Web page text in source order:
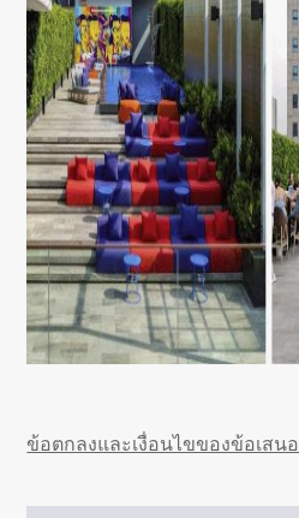
ข้อตกลงและเงื่อนไขของข้อเสนอ